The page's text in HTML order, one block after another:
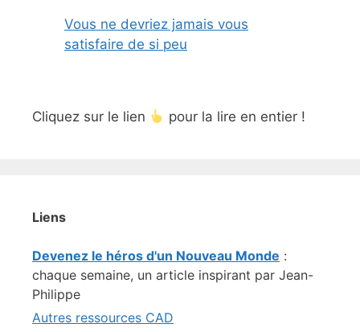
Vous ne devriez jamais vous
satisfaire de si peu
Cliquez sur le lien pour la lire en entier !
Liens
Devenez le héros d'un Nouveau Monde :
chaque semaine, un article inspirant par Jean-
Philippe
Autres ressources CAD